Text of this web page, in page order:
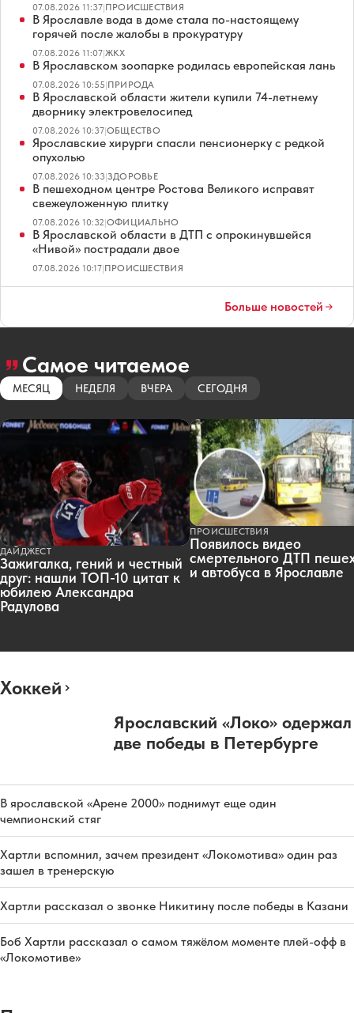
07.08.2026 11:37|ПРОИСШЕСТВИЯ
В Ярославле вода в доме стала по-настоящему
горячей после жалобы в прокуратуру
07.08.2026 11:07|ЖКХ
В Ярославском зоопарке родилась европейская лань
07.08.2026 10:55|ПРИРОДА
В Ярославской области жители купили 74-летнему
дворнику электровелосипед
07.08.2026 10:37|ОБЩЕСТВО
Ярославские хирурги спасли пенсионерку с редкой
опухолью
07.08.2026 10:33|ЗДОРОВЬЕ
В пешеходном центре Ростова Великого исправят
свежеуложенную плитку
07.08.2026 10:32|ОФИЦИАЛЬНО
В Ярославской области в ДТП с опрокинувшейся
«Нивой» пострадали двое
07.08.2026 10:17|ПРОИСШЕСТВИЯ
Больше новостей
Самое читаемое
МЕСЯЦ НЕДЕЛЯ ВЧЕРА СЕГОДНЯ
ДАЙДЖЕСТ
Зажигалка, гений и честный
друг: нашли ТОП-10 цитат к
юбилею Александра
Радулова
ПРОИСШЕСТВИЯ
Появилось видео
смертельного ДТП
и автобуса в Ярославле
Хоккей
Ярославский «Локо» одержал
две победы в Петербурге
В ярославской «Арене 2000» поднимут еще один
чемпионский стяг
Хартли вспомнил, зачем президент «Локомотива» один раз
зашел в тренерскую
Хартли рассказал о звонке Никитину после победы в Казани
Боб Хартли рассказал о самом тяжёлом моменте плей-офф в
«Локомотиве»